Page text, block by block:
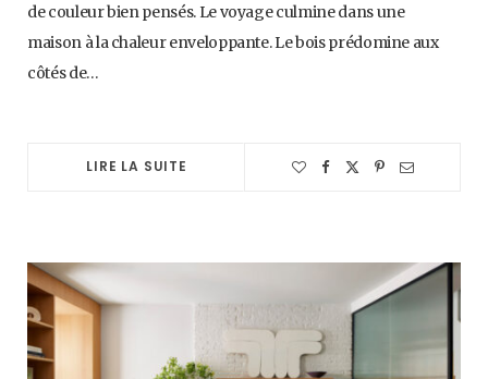
de couleur bien pensés. Le voyage culmine dans une
maison à la chaleur enveloppante. Le bois prédomine aux
côtés de…
LIRE LA SUITE